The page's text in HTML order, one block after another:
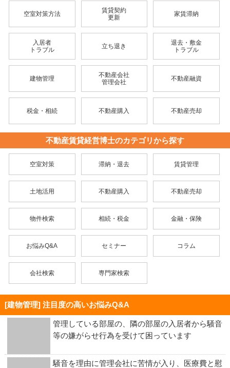
空室対策方法
賃貸契約
更新
家賃滞納
入居者
トラブル
立ち退き
退去・敷金
トラブル
建物管理
不動産会社
管理会社
不動産融資
税金・相続 不動産購入 不動産売却
不動産賃貸経営博士のカテゴリから探す
空室対策 滞納・退去 賃貸管理
土地活用 不動産購入 不動産売却
物件検索 相続・税金 金融・保険
お悩みQ&A セミナー コラム
会社検索 専門家検索
[建物管理] 注目度の高いお悩みQ&A
管理している部屋の、隣の部屋の入居者から騒音
等の嫌がらせ行為を受けて困っています
騒音を理由に管理会社に苦情が入り、医療費と慰